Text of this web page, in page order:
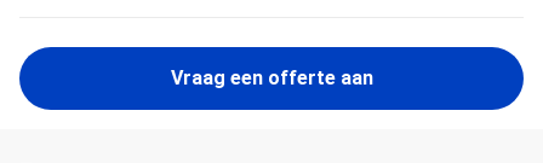
Vraag een offerte aan